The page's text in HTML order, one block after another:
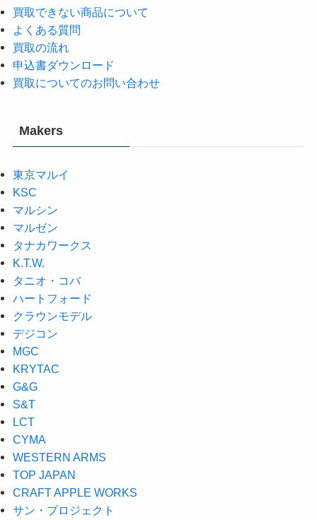
買取できない商品について
よくある質問
買取の流れ
申込書ダウンロード
買取についてのお問い合わせ
Makers
東京マルイ
KSC
マルシン
マルゼン
タナカワークス
K.T.W.
タニオ・コバ
ハートフォード
クラウンモデル
デジコン
MGC
KRYTAC
G&G
S&T
LCT
CYMA
WESTERN ARMS
TOP JAPAN
CRAFT APPLE WORKS
サン・プロジェクト